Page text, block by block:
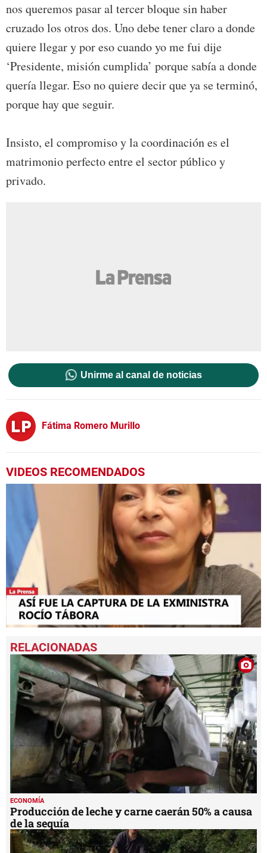
nos queremos pasar al tercer bloque sin haber
cruzado los otros dos. Uno debe tener claro a donde
quiere llegar y por eso cuando yo me fui dije
‘Presidente, misión cumplida’ porque sabía a donde
quería llegar. Eso no quiere decir que ya se terminó,
porque hay que seguir.
Insisto, el compromiso y la coordinación es el
matrimonio perfecto entre el sector público y
privado.
Unirme al canal de noticias
Fátima Romero Murillo
VIDEOS RECOMENDADOS
seconds
of
minute,
seconds
ECONOMÍA
Producción de leche y carne caerán 50% a causa
de la sequía